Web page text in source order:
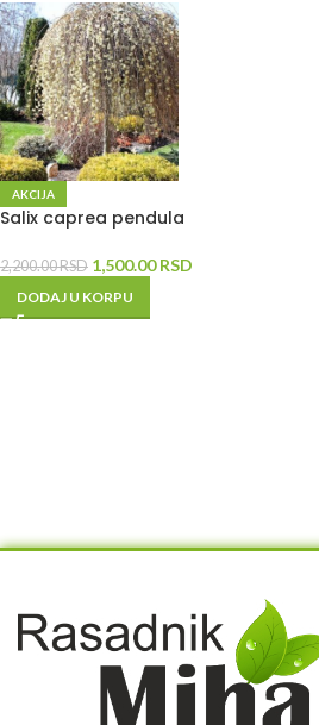
AKCIJA
Salix caprea pendula
2,200.00RSD 1,500.00RSD
DODAJ U KORPU